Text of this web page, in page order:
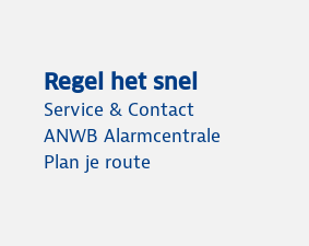
Regel het snel
Service & Contact
ANWB Alarmcentrale
Plan je route